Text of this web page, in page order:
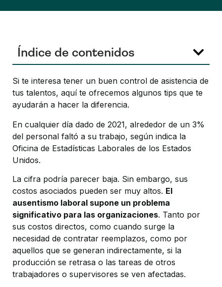
Índice de contenidos
Si te interesa tener un buen control de asistencia de
tus talentos, aquí te ofrecemos algunos tips que te
ayudarán a hacer la diferencia.
En cualquier día dado de 2021, alrededor de un 3%
del personal faltó a su trabajo, según indica la
Oficina de Estadísticas Laborales de los Estados
Unidos.
La cifra podría parecer baja. Sin embargo, sus
costos asociados pueden ser muy altos. El
ausentismo laboral supone un problema
significativo para las organizaciones. Tanto por
sus costos directos, como cuando surge la
necesidad de contratar reemplazos, como por
aquellos que se generan indirectamente, si la
producción se retrasa o las tareas de otros
trabajadores o supervisores se ven afectadas.